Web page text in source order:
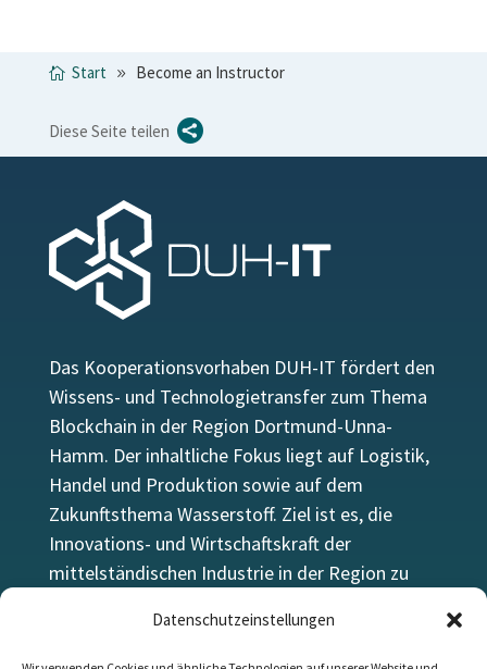
Datenschutzeinstellungen
Start Become an Instructor

Diese Seite teilen
Das Kooperationsvorhaben DUH-IT fördert den
Wissens- und Technologietransfer zum Thema
Blockchain in der Region Dortmund-Unna-
Hamm. Der inhaltliche Fokus liegt auf Logistik,
Handel und Produktion sowie auf dem
Zukunftsthema Wasserstoff. Ziel ist es, die
Innovations- und Wirtschaftskraft der
mittelständischen Industrie in der Region zu